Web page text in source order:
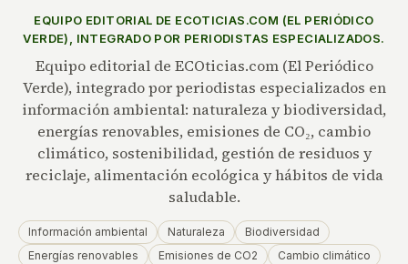
EQUIPO EDITORIAL DE ECOTICIAS.COM (EL PERIÓDICO
VERDE), INTEGRADO POR PERIODISTAS ESPECIALIZADOS.
Equipo editorial de ECOticias.com (El Periódico
Verde), integrado por periodistas especializados en
información ambiental: naturaleza y biodiversidad,
energías renovables, emisiones de CO₂, cambio
climático, sostenibilidad, gestión de residuos y
reciclaje, alimentación ecológica y hábitos de vida
saludable.
Información ambiental Naturaleza
Biodiversidad
Energías renovables
Emisiones de CO2
Cambio climático